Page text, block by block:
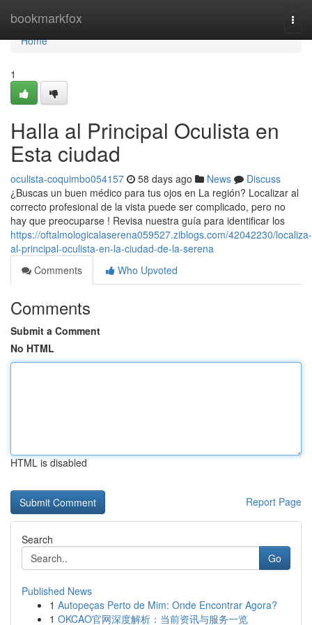
bookmarkfox
Home
Home
1
Halla al Principal Oculista en
Esta ciudad
oculista-coquimbo054157 58 days ago News
Discuss
¿Buscas un buen médico para tus ojos en La región? Localizar al
correcto profesional de la vista puede ser complicado, pero no
hay que preocuparse ! Revisa nuestra guía para identificar los
https://oftalmologicalaserena059527.ziblogs.com/42042230/localiza-
al-principal-oculista-en-la-ciudad-de-la-serena
Comments
Who Upvoted
Comments
Submit a Comment
No HTML
HTML is disabled
Report Page
Search
Go
Published News
1 Autopeças Perto de Mim: Onde Encontrar Agora?
1 OKCAO官网深度解析：当前资讯与服务一览